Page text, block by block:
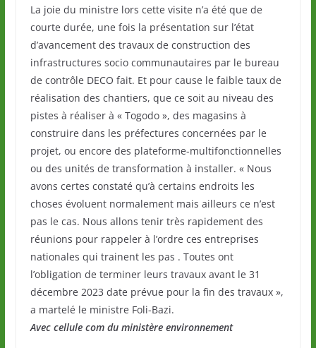
La joie du ministre lors cette visite n’a été que de
courte durée, une fois la présentation sur l’état
d’avancement des travaux de construction des
infrastructures socio communautaires par le bureau
de contrôle DECO fait. Et pour cause le faible taux de
réalisation des chantiers, que ce soit au niveau des
pistes à réaliser à « Togodo », des magasins à
construire dans les préfectures concernées par le
projet, ou encore des plateforme-multifonctionnelles
ou des unités de transformation à installer. « Nous
avons certes constaté qu’à certains endroits les
choses évoluent normalement mais ailleurs ce n’est
pas le cas. Nous allons tenir très rapidement des
réunions pour rappeler à l’ordre ces entreprises
nationales qui trainent les pas . Toutes ont
l’obligation de terminer leurs travaux avant le 31
décembre 2023 date prévue pour la fin des travaux »,
a martelé le ministre Foli-Bazi.
Avec cellule com du ministère environnement